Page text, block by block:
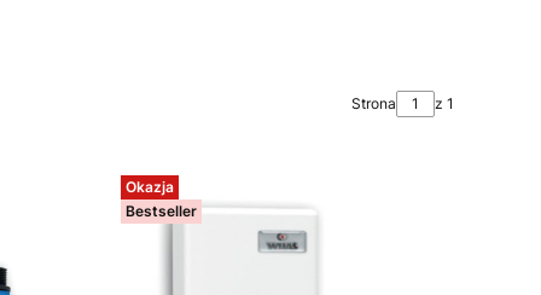
Strona z 1
Okazja
Bestseller